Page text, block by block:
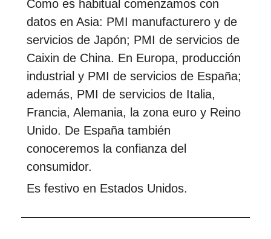
Como es habitual comenzamos con
datos en Asia: PMI manufacturero y de
servicios de Japón; PMI de servicios de
Caixin de China. En Europa, producción
industrial y PMI de servicios de España;
además, PMI de servicios de Italia,
Francia, Alemania, la zona euro y Reino
Unido. De España también
conoceremos la confianza del
consumidor.
Es festivo en Estados Unidos.